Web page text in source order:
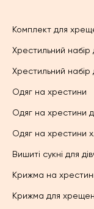
Комплект для
Хрестильний набір
Хрестильний набір
Одяг на хрестини
Одяг на хрестини
Одяг на хрестини
Вишиті сукні для
Крижма на
Крижма для